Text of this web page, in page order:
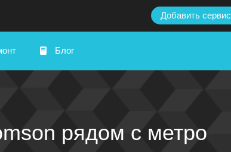
Добавить сервис
Блог
рядом с метро